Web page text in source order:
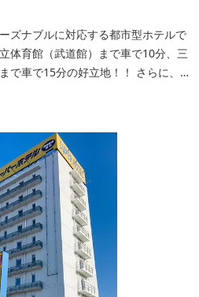
ズナブルに対応する都市型ホテルで
体育館（武道館）まで車で10分、三
で車で15分の好立地！！ さらに、
スでお待ち致しております。